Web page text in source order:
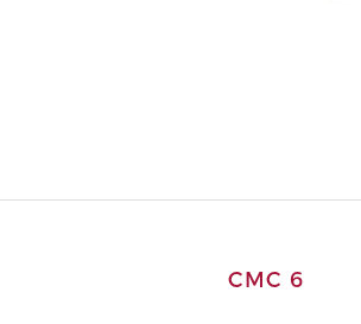
CMC 6